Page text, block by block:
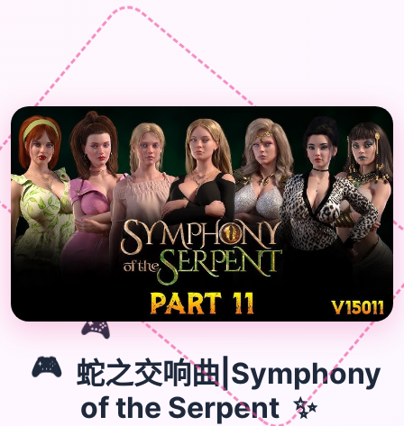
🎮
🎮 蛇之交响曲|Symphony
of the Serpent ✨